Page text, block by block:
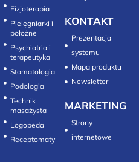
Fizjoterapia
Pielęgniarki i
położne
Psychiatria i
terapeutyka
Stomatologia
Technik
masażysta
Logopeda
KONTAKT
Prezentacja
systemu
Mapa produktu
Newsletter
MARKETING
Strony
internetowe